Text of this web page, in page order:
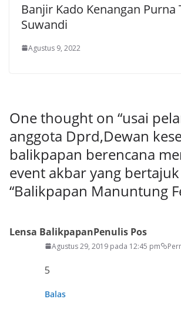
Banjir Kado Kenangan Purna
Suwandi
Agustus 9, 2022
One thought on “usai
anggota Dprd,Dewan
balikpapan berencana
event akbar yang bertajuk
“Balikpapan Manuntung
Lensa BalikpapanPenulis Pos
Agustus 29, 2019 pada 12:45 pm
5
Balas